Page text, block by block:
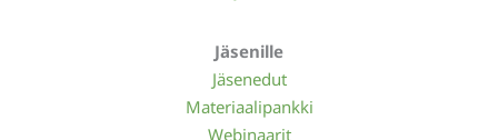
Jäsenille
Jäsenedut
Materiaalipankki
Webinaarit